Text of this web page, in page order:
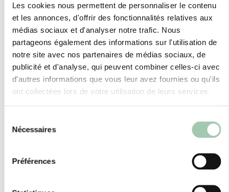
Les cookies nous permettent de personnaliser le contenu
et les annonces, d'offrir des fonctionnalités relatives aux
médias sociaux et d'analyser notre trafic. Nous
partageons également des informations sur l'utilisation de
notre site avec nos partenaires de médias sociaux, de
publicité et d'analyse, qui peuvent combiner celles-ci avec
d'autres informations que vous leur avez fournies ou qu'ils
ont collectées lors de votre utilisation de leurs services.
Nécessaires
Préférences